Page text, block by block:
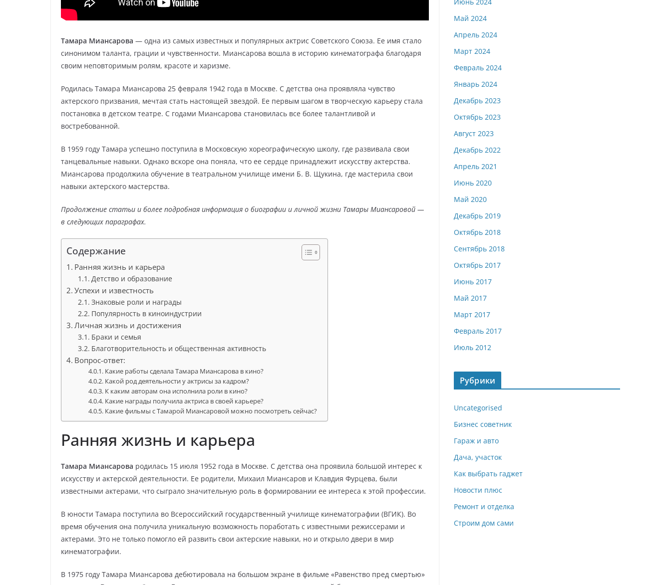
Тамара Миансарова — одна из самых известных и популярных актрис Советского Союза. Ее имя стало
синонимом таланта, грации и чувственности. Миансарова вошла в историю кинематографа благодаря
своим неповторимым ролям, красоте и харизме.
Родилась Тамара Миансарова 25 февраля 1942 года в Москве. С детства она проявляла чувство
актерского призвания, мечтая стать настоящей звездой. Ее первым шагом в творческую карьеру стала
постановка в детском театре. С годами Миансарова становилась все более талантливой и
востребованной.
В 1959 году Тамара успешно поступила в Московскую хореографическую школу, где развивала свои
танцевальные навыки. Однако вскоре она поняла, что ее сердце принадлежит искусству актерства.
Миансарова продолжила обучение в театральном училище имени Б. В. Щукина, где мастерила свои
навыки актерского мастерства.
Продолжение статьи и более подробная информация о биографии и личной жизни Тамары Миансаровой —
в следующих параграфах.
Содержание
Ранняя жизнь и карьера
Детство и образование
Успехи и известность
Знаковые роли и награды
Популярность в киноиндустрии
Личная жизнь и достижения
Браки и семья
Благотворительность и общественная активность
Вопрос-ответ:
Какие работы сделала Тамара Миансарова в кино?
Какой род деятельности у актрисы за кадром?
К каким авторам она исполнила роли в кино?
Какие награды получила актриса в своей карьере?
Какие фильмы с Тамарой Миансаровой можно посмотреть сейчас?
Ранняя жизнь и карьера
Тамара Миансарова родилась 15 июля 1952 года в Москве. С детства она проявила большой интерес к
искусству и актерской деятельности. Ее родители, Михаил Миансаров и Клавдия Фурцева, были
известными актерами, что сыграло значительную роль в формировании ее интереса к этой профессии.
В юности Тамара поступила во Всероссийский государственный училище кинематографии (ВГИК). Во
время обучения она получила уникальную возможность поработать с известными режиссерами и
актерами. Это не только помогло ей развить свои актерские навыки, но и открыло двери в мир
кинематографии.
В 1975 году Тамара Миансарова дебютировала на большом экране в фильме «Равенство пред смертью»
Май 2024
Апрель 2024
Март 2024
Февраль 2024
Январь 2024
Декабрь 2023
Октябрь 2023
Август 2023
Декабрь 2022
Апрель 2021
Июнь 2020
Май 2020
Декабрь 2019
Октябрь 2018
Сентябрь 2018
Октябрь 2017
Июнь 2017
Май 2017
Март 2017
Февраль 2017
Июль 2012
Рубрики
Uncategorised
Бизнес советник
Гараж и авто
Дача, участок
Как выбрать гаджет
Новости плюс
Ремонт и отделка
Строим дом сами